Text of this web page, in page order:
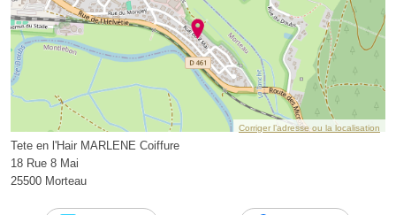
Corriger l’adresse ou la localisation
Tete en l'Hair MARLENE Coiffure
18 Rue 8 Mai
25500 Morteau